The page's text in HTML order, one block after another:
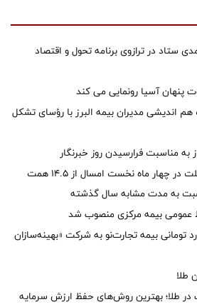
ستاد در ترازوی برنامه تحول و اقتصاد
پنهان آسیا رونمایی می کند
اندیشی مدیران بیمه البرز با رؤسای تشکل
به مناسبت فرارسیدن روز خبرنگار
حق بیمه تولیدی بیمه ملت در چهار ماه نخست امسال از 14.5 همت
عمومی بیمه مركزی منصوب شد
خسارت ۶ میلیارد تومانی بیمه تجارت‌نو به شرکت «بهینه‌سازان
طلا
در طلا؛ بهترین روش‌های حفظ ارزش سرمایه